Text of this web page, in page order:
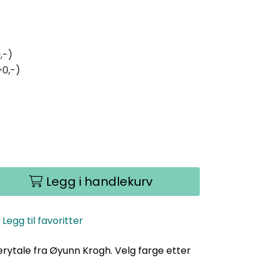
)
)
Legg i handlekurv
Legg til favoritter
fra Øyunn Krogh. Velg farge etter